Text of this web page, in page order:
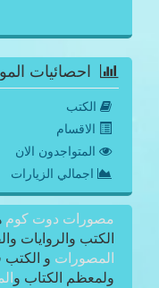
احصائيات
الكتب
الاقسام
المتواجدون الان
اجمالي الزيارات
مصورات دوت كوم
الكتب والروايات
المصورات و الكتب
ولمعظم الكتاب و